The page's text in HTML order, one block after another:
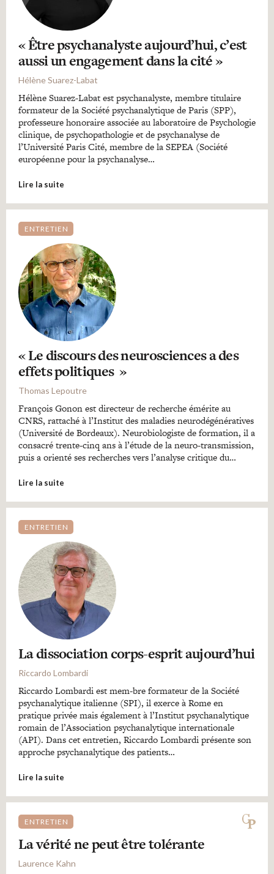
« Être psychanalyste aujourd’hui, c’est
aussi un engagement dans la cité »
Hélène Suarez-Labat
Hélène Suarez-Labat est psychanalyste, membre titulaire
formateur de la Société psychanalytique de Paris (SPP),
professeure honoraire associée au laboratoire de Psychologie
clinique, de psychopathologie et de psychanalyse de
l’Université Paris Cité, membre de la SEPEA (Société
européenne pour la psychanalyse…
Lire la suite
ENTRETIEN
« Le discours des neurosciences a des
effets politiques »
Thomas Lepoutre
François Gonon est directeur de recherche émérite au
CNRS, rattaché à l’Institut des maladies neurodégénératives
(Université de Bordeaux). Neurobiologiste de formation, il a
consacré trente-cinq ans à l’étude de la neuro-transmission,
puis a orienté ses recherches vers l’analyse critique du…
Lire la suite
ENTRETIEN
La dissociation corps-esprit aujourd’hui
Riccardo Lombardi
Riccardo Lombardi est mem-bre formateur de la Société
psychanalytique italienne (SPI), il exerce à Rome en
pratique privée mais également à l’Institut psychanalytique
romain de l’Association psychanalytique internationale
(API). Dans cet entretien, Riccardo Lombardi présente son
approche psychanalytique des patients…
Lire la suite
ENTRETIEN
La vérité ne peut être tolérante
Laurence Kahn